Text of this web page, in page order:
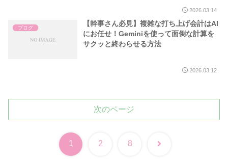
2026.03.14
ブログ
【幹事さん必見】複雑な打ち上げ会計はAI
にお任せ！Geminiを使って面倒な計算を
サクッと終わらせる方法
2026.03.12
次のページ
1 2 8 次